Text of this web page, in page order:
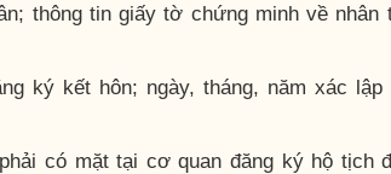
thông tin giấy tờ chứng minh về nhân
ký kết hôn; ngày, tháng, năm xác lập
có mặt tại cơ quan đăng ký hộ tịch